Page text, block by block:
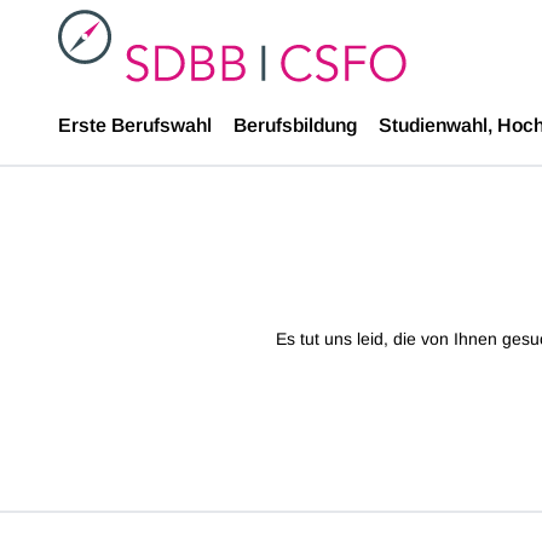
SDBB
Erste Berufswahl Berufsbildung Studienwahl,
Es tut uns leid, die von Ihnen